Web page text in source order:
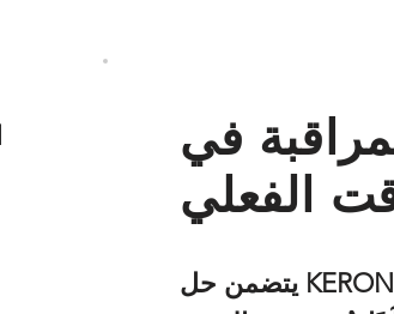
في
الفعلي
يتضمن حل KERONG نظام إدارة مركزيًا يتيح للمسؤولين